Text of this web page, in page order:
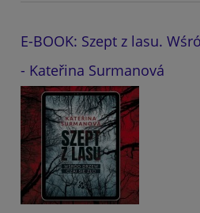
E-BOOK: Szept z lasu.
- Kateřina Surmanová